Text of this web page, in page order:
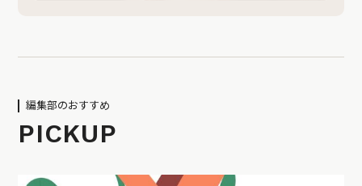
編集部のおすすめ
PICKUP